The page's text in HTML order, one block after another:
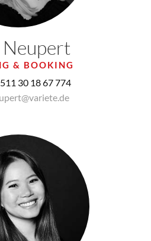
Neupert
& BOOKING
30 18 67 774